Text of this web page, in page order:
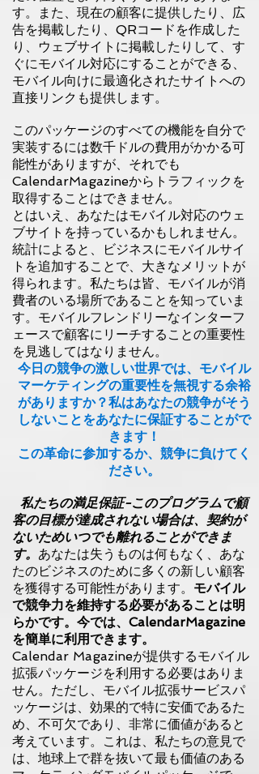
す。また、現在の顧客に提供したり、広
告を掲載したり、QRコードを作成した
り、ウェブサイトに掲載したりして、す
ぐにモバイル対応にすることができる、
モバイル向けに最適化されたサイトへの
直接リンクも提供します。
このパッケージのすべての機能を自分で
実装するには数千ドルの費用がかかる可
能性がありますが、それでも
CalendarMagazineからトラフィックを
取得することはできません。
とはいえ、あなたはモバイル対応のウェ
ブサイトを持っているかもしれません。
統計によると、ビジネスにモバイルサイ
トを追加することで、大きなメリットが
得られます。私たちは皆、モバイルが消
費者のいる場所であることを知っていま
す。モバイルフレンドリーなインターフ
ェースで顧客にリーチすることの重要性
を見逃してはなりません。
今日の競争の激しい世界では、モバイル
マーケティングの重要性を無視する余裕
がありますか？私はあなたの競争がそう
しないことをあなたに保証することがで
きます！
この革命に参加するか、競争に負けてく
ださい。
私たちの満足保証-このプログラムで顧
客の目標が達成されない場合は、契約が
ないためいつでも離れることができま
す。 あなたは失うものは何もなく、あな
たのビジネスのために多くの新しい顧客
を獲得する可能性があります。 モバイル
で競争力を維持する必要があることは明
らかです。今では、CalendarMagazine
を簡単に利用できます。
Calendar Magazineが提供するモバイル
拡張パッケージを利用する必要はありま
せん。ただし、モバイル拡張サービスパ
ッケージは、効果的で特に安価であるた
め、不可欠であり、非常に価値があると
考えています。これは、私たちの意見で
は、地球上で群を抜いて最も価値のある